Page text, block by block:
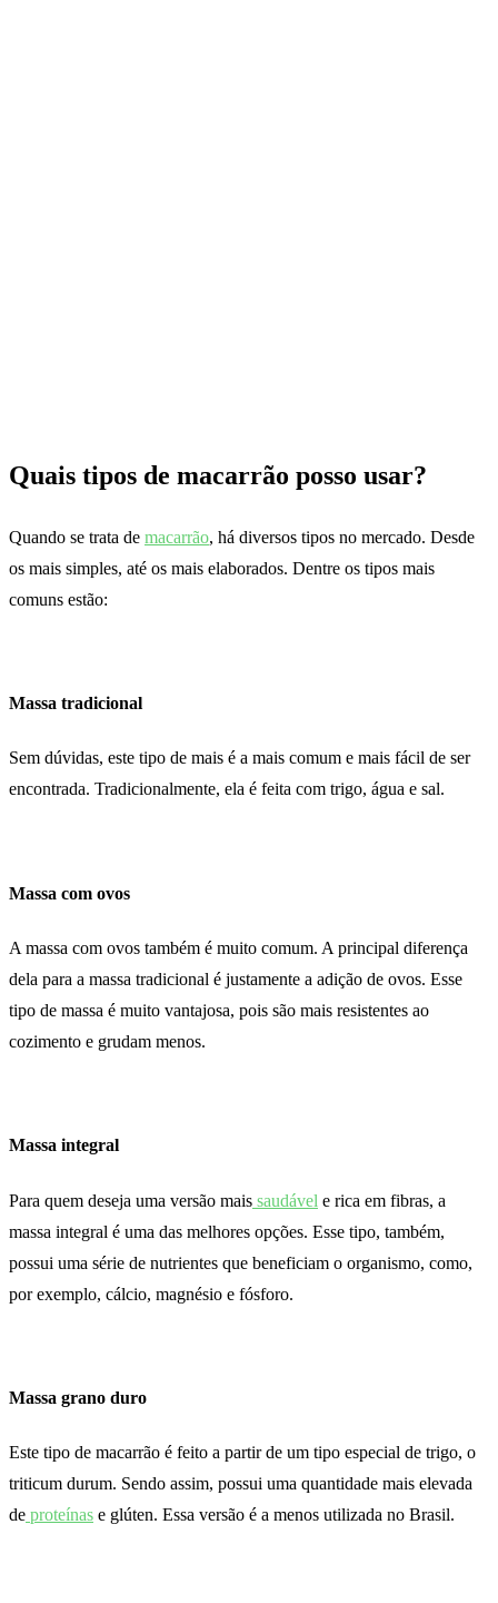
Quais tipos de macarrão posso usar?
Quando se trata de macarrão, há diversos tipos no mercado. Desde
os mais simples, até os mais elaborados. Dentre os tipos mais
comuns estão:
Massa tradicional
Sem dúvidas, este tipo de mais é a mais comum e mais fácil de ser
encontrada. Tradicionalmente, ela é feita com trigo, água e sal.
Massa com ovos
A massa com ovos também é muito comum. A principal diferença
dela para a massa tradicional é justamente a adição de ovos. Esse
tipo de massa é muito vantajosa, pois são mais resistentes ao
cozimento e grudam menos.
Massa integral
Para quem deseja uma versão mais saudável e rica em fibras, a
massa integral é uma das melhores opções. Esse tipo, também,
possui uma série de nutrientes que beneficiam o organismo, como,
por exemplo, cálcio, magnésio e fósforo.
Massa grano duro
Este tipo de macarrão é feito a partir de um tipo especial de trigo, o
triticum durum. Sendo assim, possui uma quantidade mais elevada
de proteínas e glúten. Essa versão é a menos utilizada no Brasil.